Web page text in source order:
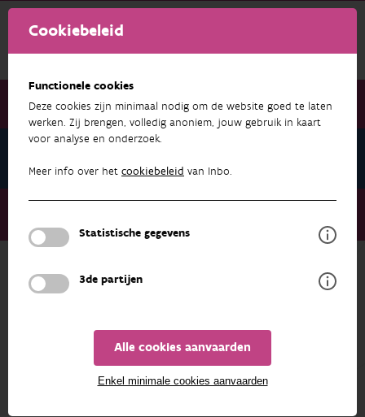
Cookiebeleid
Functionele cookies
Deze cookies zijn minimaal nodig om de website goed te laten
werken. Zij brengen, volledig anoniem, jouw gebruik in kaart
voor analyse en onderzoek.
Meer info over het cookiebeleid van Inbo.
Statistische gegevens
3de partijen
Alle cookies aanvaarden
Enkel minimale cookies aanvaarden
INBO Onderzoeksuitdagingen
Uitdagingen bij het samenleven tussen mens en dier
INBO ONDERZOEKSUITDAGINGEN
Uitdagingen bij het samenleven tussen
mens en dier
Publicatie INBO Onderzoeksagenda: INBO op
weg naar 2030